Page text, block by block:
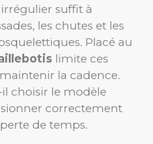
suffit à
les chutes et les
Placé au
limite ces
la cadence.
choisir le modèle
correctement
de temps.